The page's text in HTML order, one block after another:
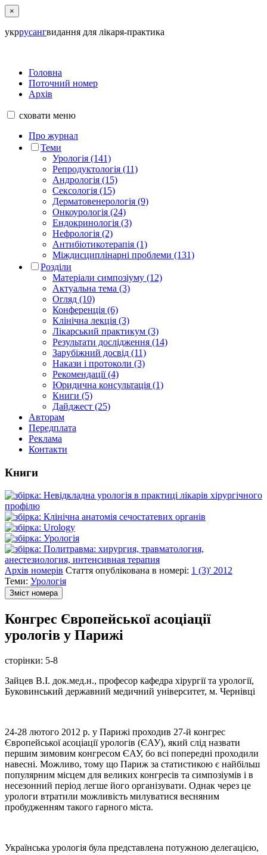
×
укррусангвидання для лікаря-практика
Головна
Поточний номер
Архів
сховати меню
Про журнал
Теми
Урологія (141)
Репродуктологія (11)
Андрологія (15)
Сексологія (15)
Дерматовенерологія (9)
Онкоурологія (24)
Ендокринологія (3)
Нефрологія (2)
Антибіотикотерапія (1)
Міждисциплінарні проблеми (131)
Розділи
Матеріали симпозіуму (12)
Актуальна тема (3)
Огляд (10)
Конференція (6)
Клінічна лекція (3)
Лікарський практикум (3)
Результати дослідження (14)
Зарубіжний досвід (11)
Накази і протоколи (3)
Рекомендації (4)
Юридична консультація (1)
Книги (5)
Дайджест (25)
Авторам
Передплата
Реклама
Контакти
Книги
Архів номерів Стаття опублікована в номері: 1 (3)' 2012
Теми: Урологія
Зміст номера
Конгрес Європейської асоціації
урологів у Парижі
сторінки: 5-8
Зайцев В.І. док.мед.н., професор кафедра хірургії та урології,
Буковинський державний медичний університет, м. Чернівці
24-28 лютого 2012 р. у Парижі проходив 27-й конгрес
Європейської асоціації урологів (ЄАУ), який слід назвати
першим зимовим конгресом ЄАУ, бо всі попередні проходили
навесні. Можливо, тому що Париж за статистикою є найбільш
популярним місцем для великих конгресів та симпозіумів і в
несезонний період легше його організувати. Однак через це
урологи втратили можливість милуватися весняним
пробудженням такого гарного міста.
Українська урологія була представлена потужною делегацією,